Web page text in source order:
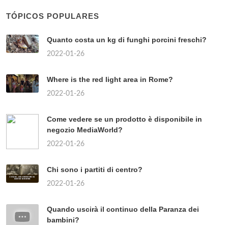
TÓPICOS POPULARES
Quanto costa un kg di funghi porcini freschi?
2022-01-26
Where is the red light area in Rome?
2022-01-26
Come vedere se un prodotto è disponibile in
negozio MediaWorld?
2022-01-26
Chi sono i partiti di centro?
2022-01-26
Quando uscirà il continuo della Paranza dei
bambini?